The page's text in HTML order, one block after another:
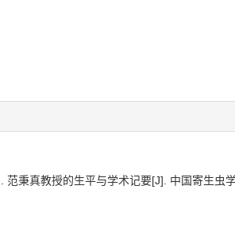
. 范秉真教授的生平与学术记要[J]. 中国寄生虫